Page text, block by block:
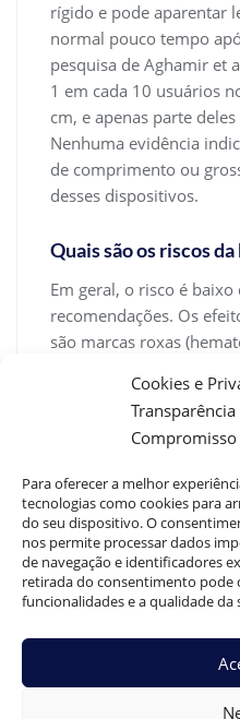
Cookies e
Compromisso
Para oferecer a melhor
tecnologias como cookies para
do seu dispositivo. O
nos permite processar dados
de navegação e identificadores
retirada do consentimento pode
funcionalidades e a qualidade da
rígido e pode aparentar
normal pouco tempo
pesquisa de Aghamir et
1 em cada 10 usuários
cm, e apenas parte
Nenhuma evidência
de comprimento ou
desses dispositivos.
Quais são os riscos
Em geral, o risco é
recomendações. Os
são marcas roxas
vasos sanguíneos. Se o
ultrapassado ou se o
negligenciado, podem
incluindo necrose (muito
distúrbios de
problemas vasculares
Converse sempre com
iniciar o procedimento.
O valor do dispositivo